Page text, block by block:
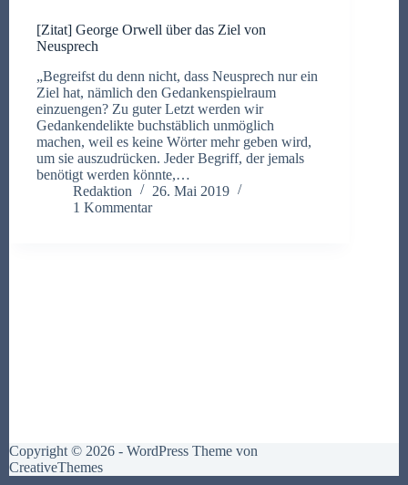
[Zitat] George Orwell über das Ziel von
Neusprech
„Begreifst du denn nicht, dass Neusprech nur ein
Ziel hat, nämlich den Gedankenspielraum
einzuengen? Zu guter Letzt werden wir
Gedankendelikte buchstäblich unmöglich
machen, weil es keine Wörter mehr geben wird,
um sie auszudrücken. Jeder Begriff, der jemals
benötigt werden könnte,…
Redaktion
26. Mai 2019
1 Kommentar
Copyright © 2026 - WordPress Theme von
CreativeThemes